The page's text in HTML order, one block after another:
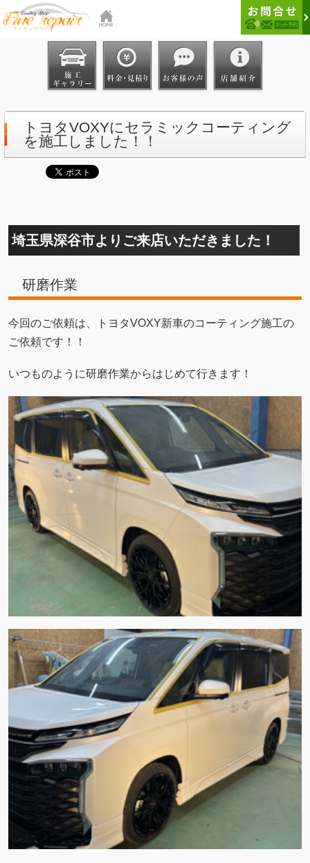
トヨタVOXYにセラミックコーティング
を施工しました！！
埼玉県深谷市よりご来店いただきました！
研磨作業
今回のご依頼は、トヨタVOXY新車のコーティング施工の
ご依頼です！！
いつものように研磨作業からはじめて行きます！